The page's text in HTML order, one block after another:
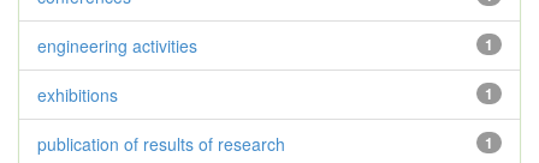
1
engineering activities
1
exhibitions
1
publication of results of research